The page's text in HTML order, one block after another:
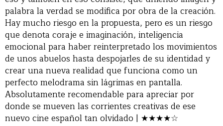
palabra la verdad se modifica por obra de la creación.
Hay mucho riesgo en la propuesta, pero es un riesgo
que denota coraje e imaginación, inteligencia
emocional para haber reinterpretado los movimientos
de unos abuelos hasta despojarles de su identidad y
crear una nueva realidad que funciona como un
perfecto melodrama sin lágrimas en pantalla.
Absolutamente recomendable para apreciar por
donde se mueven las corrientes creativas de ese
nuevo cine español tan olvidado | ★★★★☆